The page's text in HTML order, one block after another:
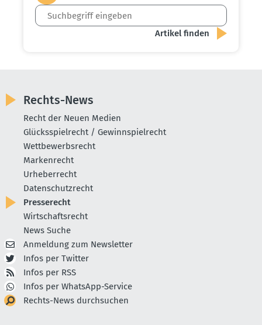
Rechts-News
Recht der Neuen Medien
Glücksspielrecht / Gewinnspielrecht
Wettbewerbsrecht
Markenrecht
Urheberrecht
Datenschutzrecht
Presserecht
Wirtschaftsrecht
News Suche
Anmeldung zum Newsletter
Infos per Twitter
Infos per RSS
Infos per WhatsApp-Service
Rechts-News durchsuchen